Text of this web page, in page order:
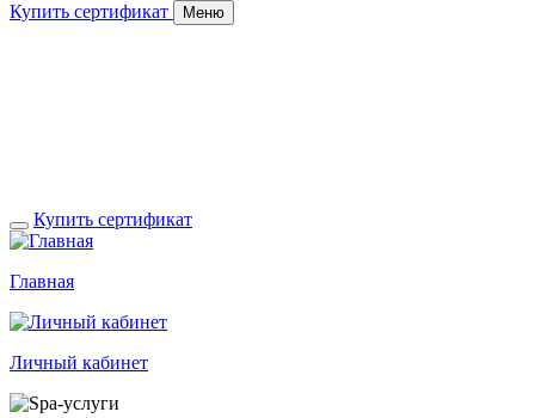
Купить сертификат Меню
Купить сертификат
Главная
Личный кабинет